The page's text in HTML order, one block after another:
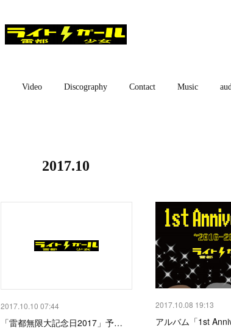
Video Discography Contact Music
2017.10
2017.10.10 07:44
「雷都無限大記念日2017」予…
2017.10.08 19:13
アルバム「1st